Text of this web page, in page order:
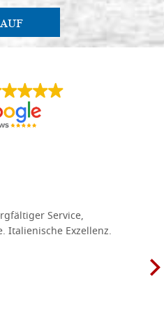
Service,
Italienische Exzellenz.